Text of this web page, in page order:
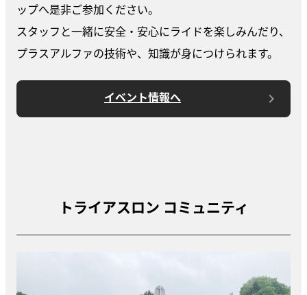
ップへ是非ご参加ください。
スタッフと一緒に安全・安心にライドを楽しみんだり、
プラスアルファの技術や、知識が身につけられます。
イベント情報へ
トライアスロン コミュニティ